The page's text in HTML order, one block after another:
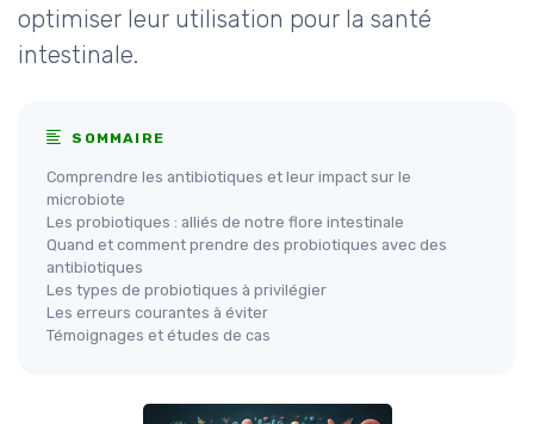
optimiser leur utilisation pour la santé
intestinale.
SOMMAIRE
Comprendre les antibiotiques et leur impact sur le
microbiote
Les probiotiques : alliés de notre flore intestinale
Quand et comment prendre des probiotiques avec des
antibiotiques
Les types de probiotiques à privilégier
Les erreurs courantes à éviter
Témoignages et études de cas